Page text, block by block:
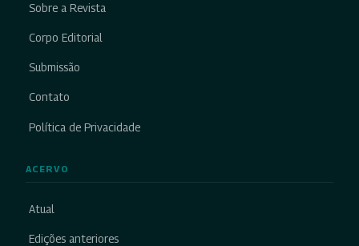
Sobre a Revista
Corpo Editorial
Submissão
Contato
Política de Privacidade
ACERVO
Atual
Edições anteriores